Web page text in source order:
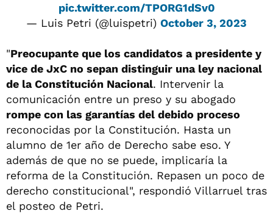
pic.twitter.com/TPORG1dSv0
— Luis Petri (@luispetri) October 3, 2023
"Preocupante que los candidatos a presidente y
vice de JxC no sepan distinguir una ley nacional
de la Constitución Nacional. Intervenir la
comunicación entre un preso y su abogado
rompe con las garantías del debido proceso
reconocidas por la Constitución. Hasta un
alumno de 1er año de Derecho sabe eso. Y
además de que no se puede, implicaría la
reforma de la Constitución. Repasen un poco de
derecho constitucional", respondió Villarruel tras
el posteo de Petri.